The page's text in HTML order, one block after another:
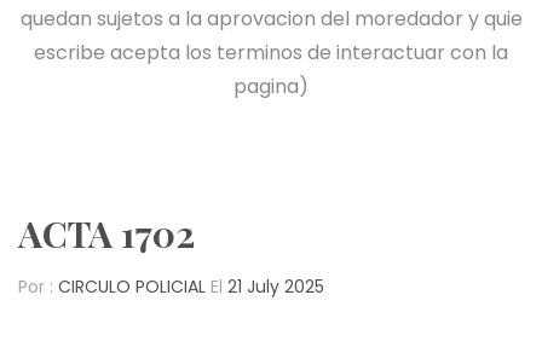
quedan sujetos a la aprovacion del moredador y quie
escribe acepta los terminos de interactuar con la
pagina)
ACTA 1702
Por : CIRCULO POLICIAL El 21 July 2025